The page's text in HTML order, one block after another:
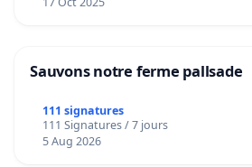
Sauvons notre ferme pallsade
111 signatures
111 Signatures / 7 jours
5 Aug 2026